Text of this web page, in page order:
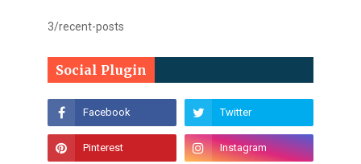
3/recent-posts
Social Plugin